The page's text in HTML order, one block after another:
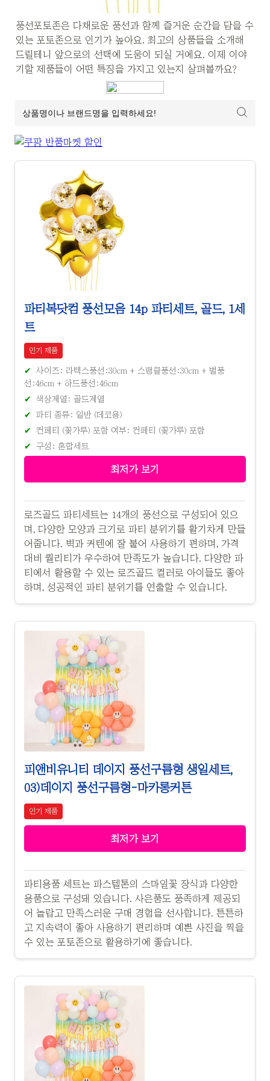
풍선포토존은 다채로운 풍선과 함께 즐거운 순간을 담을 수
있는 포토존으로 인기가 높아요. 최고의 상품들을 소개해
드릴테니 앞으로의 선택에 도움이 되실 거에요. 이제 이야
기할 제품들이 어떤 특징을 가지고 있는지 살펴볼까요?
파티복닷컴 풍선모음 14p 파티세트, 골드, 1세
트
인기 제품
사이즈: 라텍스풍선:30cm + 스팽클풍선:30cm + 별풍
선:46cm + 하드풍선:46cm
색상계열: 골드계열
파티 종류: 일반 (데코용)
컨페티 (꽃가루) 포함 여부: 컨페티 (꽃가루) 포함
구성: 혼합세트
최저가 보기
로즈골드 파티세트는 14개의 풍선으로 구성되어 있으
며, 다양한 모양과 크기로 파티 분위기를 활기차게 만들
어줍니다. 벽과 커텐에 잘 붙어 사용하기 편하며, 가격
대비 퀄리티가 우수하여 만족도가 높습니다. 다양한 파
티에서 활용할 수 있는 로즈골드 컬러로 아이들도 좋아
하며, 성공적인 파티 분위기를 연출할 수 있습니다.
피앤비유니티 데이지 풍선구름형 생일세트,
03)데이지 풍선구름형-마카롱커튼
인기 제품
최저가 보기
파티용품 세트는 파스텔톤의 스마일꽃 장식과 다양한
용품으로 구성돼 있습니다. 사은품도 풍족하게 제공되
어 놀랍고 만족스러운 구매 경험을 선사합니다. 튼튼하
고 지속력이 좋아 사용하기 편리하며 예쁜 사진을 찍을
수 있는 포토존으로 활용하기에 좋습니다.